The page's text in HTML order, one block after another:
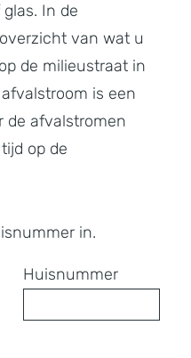
In de
van wat u
de milieustraat in
is een
de afvalstromen
op de
in.
Huisnummer